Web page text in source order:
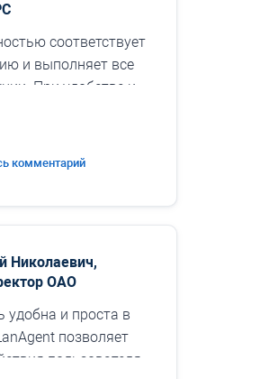
соответствует
и выполняет все
При удобстве и
комментарий
Николаевич,
ОАО
и проста в
позволяет
пользователя